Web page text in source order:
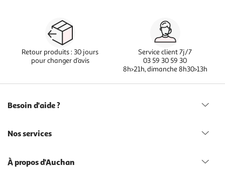
Retour produits : 30 jours
pour changer d’avis
Service client 7j/7
03 59 30 59 30
8h>21h, dimanche 8h30>13h
Besoin d'aide ?
Nos services
À propos d'Auchan